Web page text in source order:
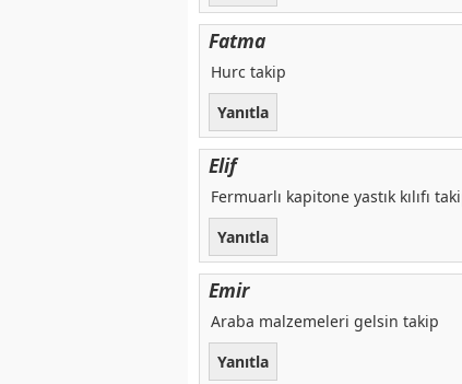
Fatma
Hurc takip
Yanıtla
Elif
Fermuarlı kapitone yastık kılıfı
Yanıtla
Emir
Araba malzemeleri gelsin takip
Yanıtla